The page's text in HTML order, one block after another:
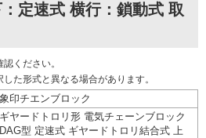
：定速式 横行：鎖動式 取
認ください。
た形式と異なる場合があります。
象印チエンブロック
ギヤードトロリ形 電気チェーンブロック
DAG型 定速式 ギヤードトロリ結合式 上